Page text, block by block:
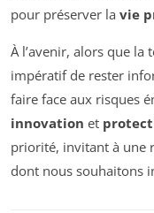
pour préserver la vie
À l’avenir, alors que la
impératif de rester
faire face aux risques
innovation et
priorité, invitant à une
dont nous souhaitons